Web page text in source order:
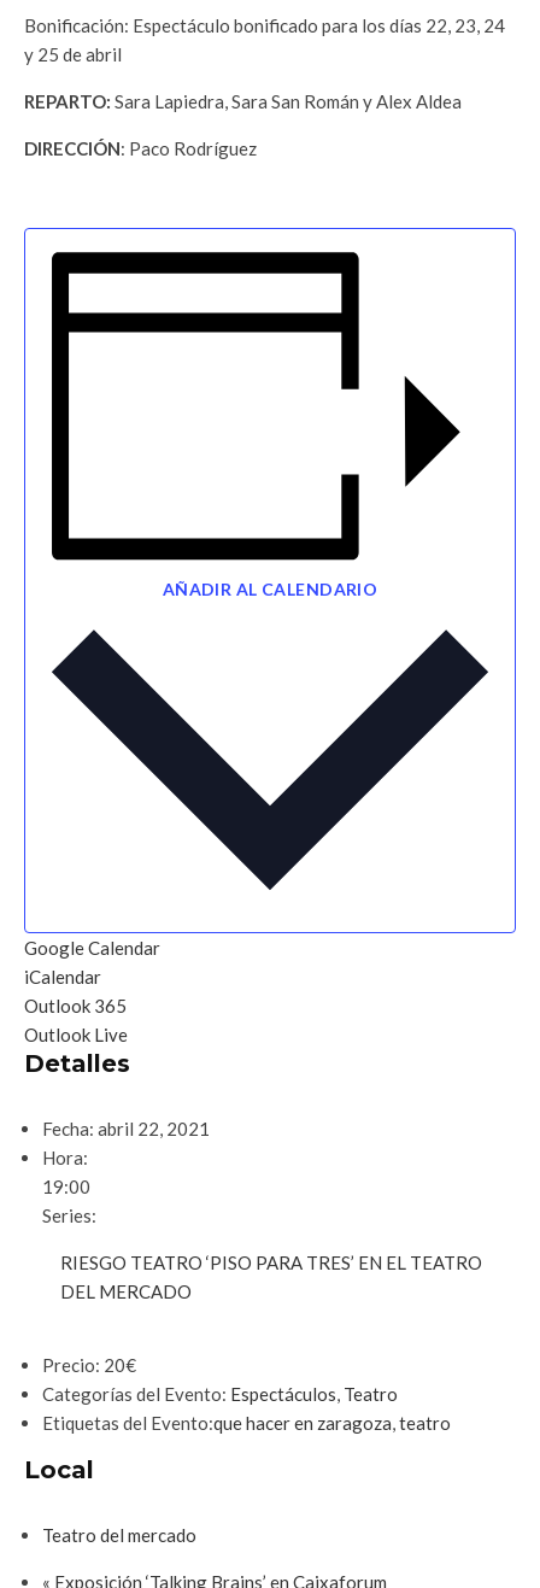
Bonificación: Espectáculo bonificado para los días 22, 23, 24
y 25 de abril
REPARTO: Sara Lapiedra, Sara San Román y Alex Aldea
DIRECCIÓN: Paco Rodríguez
AÑADIR AL CALENDARIO
Google Calendar
iCalendar
Outlook 365
Outlook Live
Detalles
Fecha: abril 22, 2021
Hora:
19:00
Series:
RIESGO TEATRO ‘PISO PARA TRES’ EN EL TEATRO
DEL MERCADO
Precio: 20€
Categorías del Evento: Espectáculos, Teatro
Etiquetas del Evento:que hacer en zaragoza,teatro
Local
Teatro del mercado
« Exposición ‘Talking Brains’ en Caixaforum